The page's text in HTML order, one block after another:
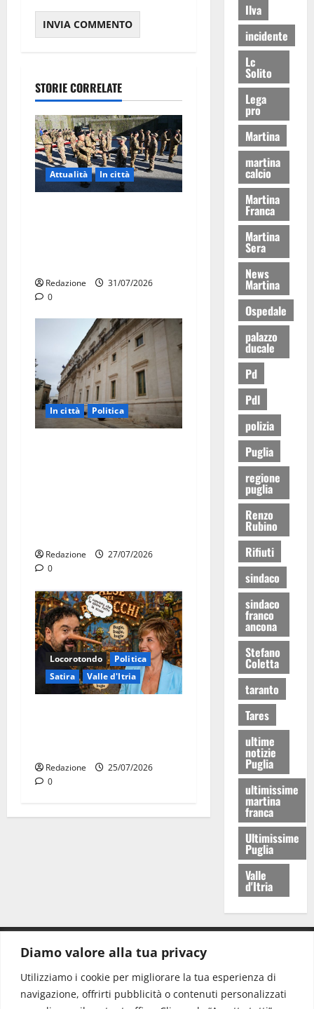
Diamo valore alla tua privacy
Utilizziamo i cookie per migliorare la tua esperienza di
navigazione, offrirti pubblicità o contenuti personalizzati
STORIE CORRELATE
Attualità In città
Redazione
31/07/2026
0
In città Politica
Redazione
27/07/2026
0
Locorotondo
Politica
Satira
Valle d'Itria
Redazione
25/07/2026
0
Ilva
incidente
Lc
Solito
Lega
pro
Martina
martina
calcio
Martina
Franca
Martina
Sera
News
Martina
Ospedale
palazzo
ducale
Pd
Pdl
polizia
Puglia
regione
puglia
Renzo
Rubino
Rifiuti
sindaco
sindaco
franco
ancona
Stefano
Coletta
taranto
Tares
ultime
notizie
Puglia
ultimissime
martina
franca
Ultimissime
Puglia
Valle
d'Itria
Redazione: redazione@www.martinasera.it